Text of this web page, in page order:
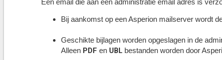
Een email die aan een administratie email adres is
Bij aankomst op een Asperion mailserver wordt
Geschikte bijlagen worden opgeslagen in de
Alleen PDF en UBL bestanden worden door